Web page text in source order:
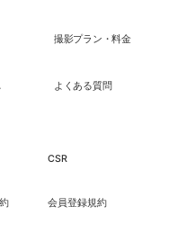
撮影プラン・料金
よくある質問
CSR
会員登録規約